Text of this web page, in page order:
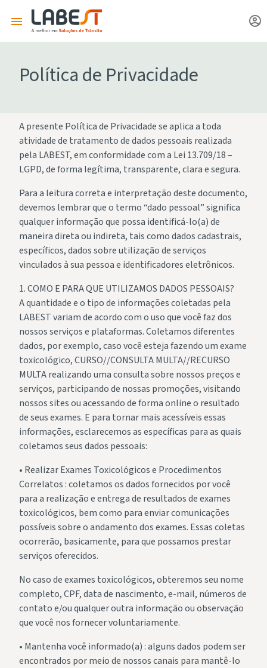
Política de Privacidade
A presente Política de Privacidade se aplica a toda
atividade de tratamento de dados pessoais realizada
pela LABEST, em conformidade com a Lei 13.709/18 –
LGPD, de forma legítima, transparente, clara e segura.
Para a leitura correta e interpretação deste documento,
devemos lembrar que o termo “dado pessoal” significa
qualquer informação que possa identificá-lo(a) de
maneira direta ou indireta, tais como dados cadastrais,
específicos, dados sobre utilização de serviços
vinculados à sua pessoa e identificadores eletrônicos.
1. COMO E PARA QUE UTILIZAMOS DADOS PESSOAIS?
A quantidade e o tipo de informações coletadas pela
LABEST variam de acordo com o uso que você faz dos
nossos serviços e plataformas. Coletamos diferentes
dados, por exemplo, caso você esteja fazendo um exame
toxicológico, CURSO//CONSULTA MULTA//RECURSO
MULTA realizando uma consulta sobre nossos preços e
serviços, participando de nossas promoções, visitando
nossos sites ou acessando de forma online o resultado
de seus exames. E para tornar mais acessíveis essas
informações, esclarecemos as específicas para as quais
coletamos seus dados pessoais:
• Realizar Exames Toxicológicos e Procedimentos
Correlatos : coletamos os dados fornecidos por você
para a realização e entrega de resultados de exames
toxicológicos, bem como para enviar comunicações
possíveis sobre o andamento dos exames. Essas coletas
ocorrerão, basicamente, para que possamos prestar
serviços oferecidos.
No caso de exames toxicológicos, obteremos seu nome
completo, CPF, data de nascimento, e-mail, números de
contato e/ou qualquer outra informação ou observação
que você nos fornecer voluntariamente.
• Mantenha você informado(a) : alguns dados podem ser
encontrados por meio de nossos canais para mantê-lo